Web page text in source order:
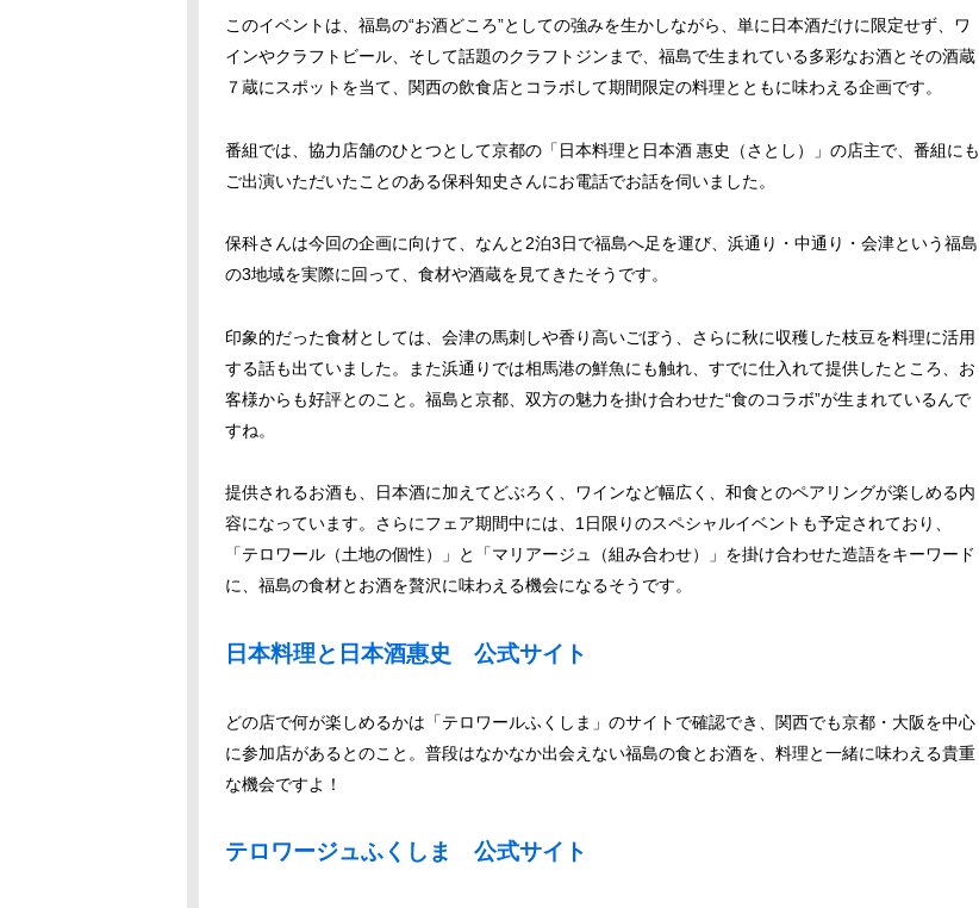
このイベントは、福島の“お酒どころ”としての強みを生かしながら、単に日本酒だけに限定せず、ワ
インやクラフトビール、そして話題のクラフトジンまで、福島で生まれている多彩なお酒とその酒蔵
７蔵にスポットを当て、関西の飲食店とコラボして期間限定の料理とともに味わえる企画です。
番組では、協力店舗のひとつとして京都の「 日本料理と日本酒 惠史（さとし ）」の店主で、番組にも
ご出演いただいたことのある保科知史さんにお電話でお話を伺いました。
保科さんは今回の企画に向けて、なんと2泊3日で福島へ足を運び、浜通り・中通り・会津という福島
の3地域を実際に回って、食材や酒蔵を見てきたそうです。
印象的だった食材としては、会津の馬刺しや香り高いごぼう、さらに秋に収穫した枝豆を料理に活用
する話も出ていました。また浜通りでは相馬港の鮮魚にも触れ、すでに仕入れて提供したところ、お
客様からも好評とのこと。福島と京都、双方の魅力を掛け合わせた“食のコラボ”が生まれているんで
すね。
提供されるお酒も、日本酒に加えてどぶろく、ワインなど幅広く、和食とのペアリングが楽しめる内
容になっています。さらにフェア期間中には、1日限りのスペシャルイベントも予定されており、
「テロワール（土地の個性）」と「マリアージュ（組み合わせ）」を掛け合わせた造語をキーワード
に、福島の食材とお酒を贅沢に味わえる機会になるそうです。
日本料理と日本酒惠史 公式サイト
どの店で何が楽しめるかは「テロワールふくしま」のサイトで確認でき、関西でも京都・大阪を中心
に参加店があるとのこと。普段はなかなか出会えない福島の食とお酒を、料理と一緒に味わえる貴重
な機会ですよ！
テロワージュふくしま 公式サイト